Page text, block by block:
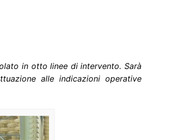
in otto linee di intervento. Sarà
alle indicazioni operative